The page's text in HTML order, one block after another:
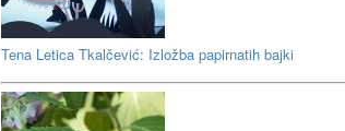
Tena Letica Tkalčević: Izložba papirnatih bajki